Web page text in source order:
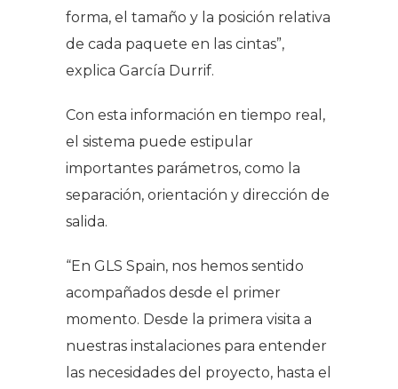
forma, el tamaño y la posición relativa
de cada paquete en las cintas”,
explica García Durrif.
Con esta información en tiempo real,
el sistema puede estipular
importantes parámetros, como la
separación, orientación y dirección de
salida.
“En GLS Spain, nos hemos sentido
acompañados desde el primer
momento. Desde la primera visita a
nuestras instalaciones para entender
las necesidades del proyecto, hasta el